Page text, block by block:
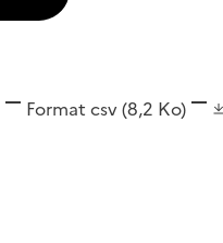
Format csv(8,2 Ko)